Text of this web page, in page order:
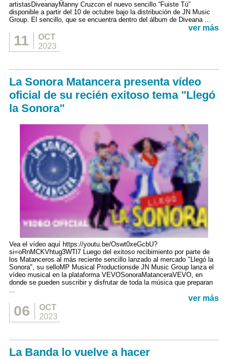
artistasDiveanayManny Cruzcon el nuevo sencillo “Fuiste Tú”
disponible a partir del 10 de octubre bajo la distribución de JN Music
Group. El sencillo, que se encuentra dentro del álbum de Diveana ...
ver más
11
OCT
2023
La Sonora Matancera presenta vídeo
oficial de su recién exitoso tema "Llegó
la Sonora"
Vea el vídeo aquí https://youtu.be/Oswt0xeGcbU?
si=oRnMCKVhtug3WTl7 Luego del exitoso recibimiento por parte de
los Matanceros al más reciente sencillo lanzado al mercado "Llegó la
Sonora", su selloMP Musical Productionsde JN Music Group lanza el
vídeo musical en la plataforma VEVOSonoraMatanceraVEVO, en
donde se pueden suscribir y disfrutar de toda la música que preparan
ver más
06
OCT
2023
La Banda lo vuelve a hacer